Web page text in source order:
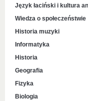
Język łaciński i kultura
Wiedza o społeczeństwie
Historia muzyki
Informatyka
Historia
Geografia
Fizyka
Biologia